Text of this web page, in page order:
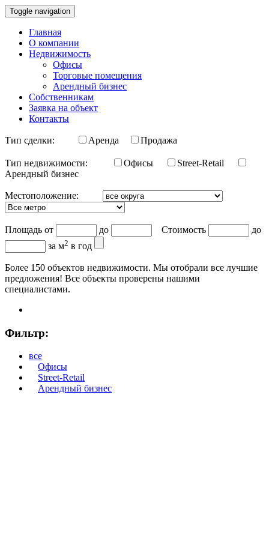
Toggle navigation
Главная
О компании
Недвижимость
Офисы
Торговые помещения
Арендный бизнес
Собственникам
Заявка на объект
Контакты
Тип сделки: Аренда Продажа
Тип недвижимости: Офисы
Street-Retail
Арендный бизнес
Местоположение:
Площадь от до Стоимость
до
за м2 в год
Более 150 объектов недвижимости. Мы отобрали все лучшие
предложения! Все объекты проверены нашими
специалистами.
Фильтр:
все
Офисы
Street-Retail
Арендный бизнес